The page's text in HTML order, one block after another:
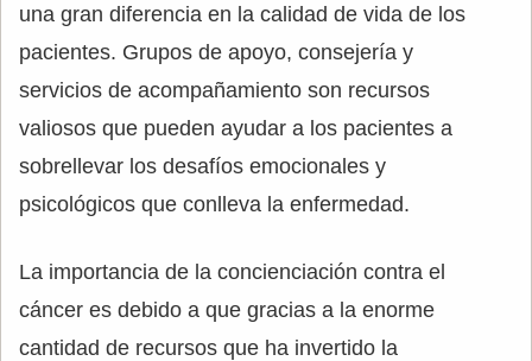
una gran diferencia en la calidad de vida de los
pacientes. Grupos de apoyo, consejería y
servicios de acompañamiento son recursos
valiosos que pueden ayudar a los pacientes a
sobrellevar los desafíos emocionales y
psicológicos que conlleva la enfermedad.
La importancia de la concienciación contra el
cáncer es debido a que gracias a la enorme
cantidad de recursos que ha invertido la